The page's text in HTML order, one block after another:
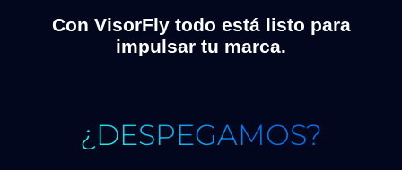
Con VisorFly todo está listo para
impulsar tu marca.
¿DESPEGAMOS?